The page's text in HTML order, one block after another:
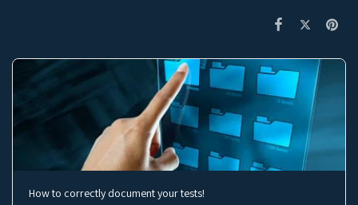
How to correctly document your tests!